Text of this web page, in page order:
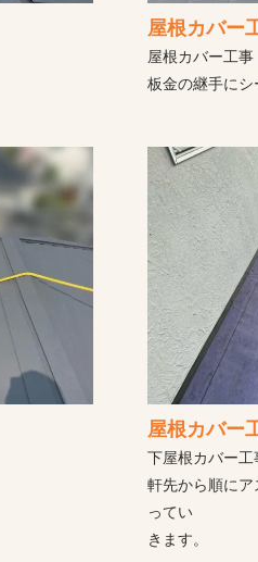
屋根カバー
屋根カバー工事
板金の継手にシ
屋根カバー
下屋根カバー工
軒先から順に
ってい
きます。